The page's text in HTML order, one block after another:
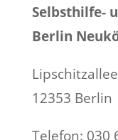
Selbsthilfe-
Berlin
12353 Berlin
Telefon: 030